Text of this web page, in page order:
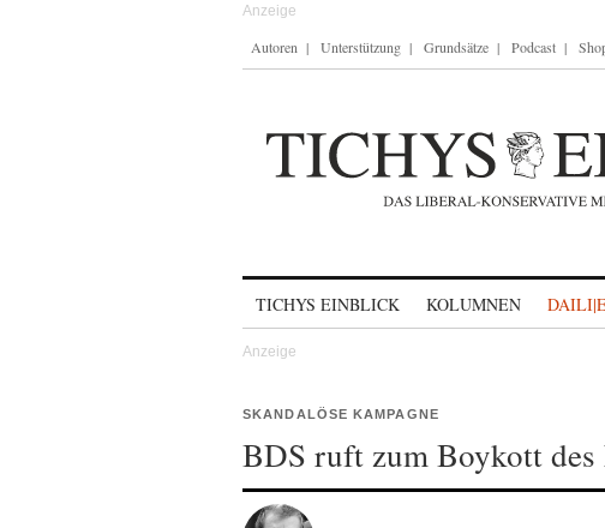
Autoren Unterstützung Grundsätze Podcast
TICHYS EINBLICK KOLUMNEN
SKANDALÖSE KAMPAGNE
BDS ruft zum Boykott